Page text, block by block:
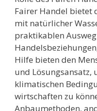
Fairer Handel bietet
mit natürlicher
praktikablen
Hilfe bieten den
und Lösungsansatz,
klimatischen
wirtschaften zu
Anbaumethoden,